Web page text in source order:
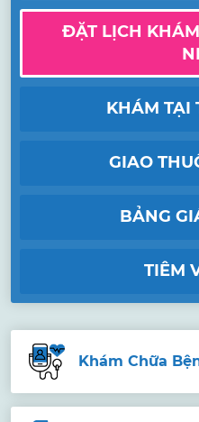
ĐẶT LỊCH
KHÁM TẠI
GIAO
BẢNG
TIÊM
Khám Chữa